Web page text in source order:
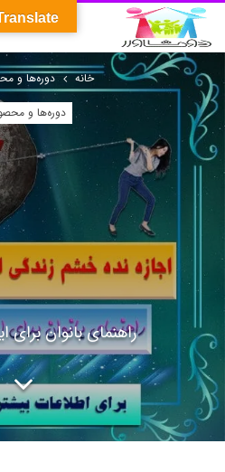
خانه
دوره‌ها و
دوره‌ها و
راهنمای بانوان برای
»